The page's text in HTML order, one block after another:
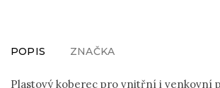
POPIS ZNAČKA
Plastový koberec pro vnitřní i venkovní